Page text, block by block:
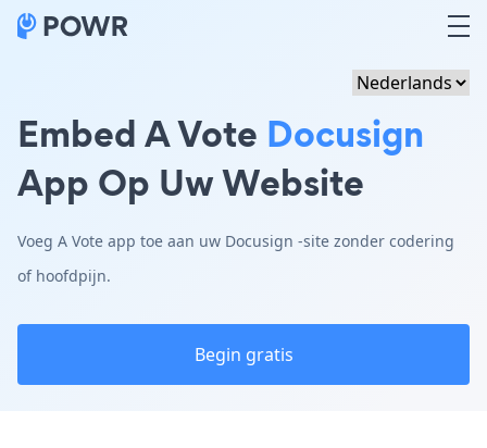
Embed A Vote Docusign
App Op Uw Website
Voeg A Vote app toe aan uw Docusign -site zonder codering
of hoofdpijn.
Begin gratis